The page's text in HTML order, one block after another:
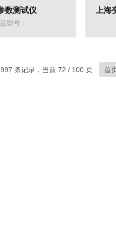
数测试仪
型号：
条记录，当前 72 / 100 页 首